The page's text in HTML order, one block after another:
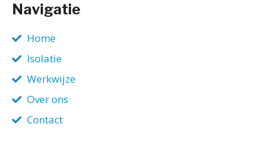
Navigatie
Home
Isolatie
Werkwijze
Over ons
Contact